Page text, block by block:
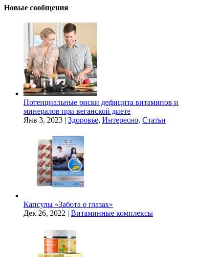
Новые сообщения
Потенциальные риски дефицита витаминов и
минералов при веганской диете
Янв 3, 2023 | Здоровье, Интересно, Статьи
Капсулы «Забота о глазах»
Дек 26, 2022 | Витаминные комплексы